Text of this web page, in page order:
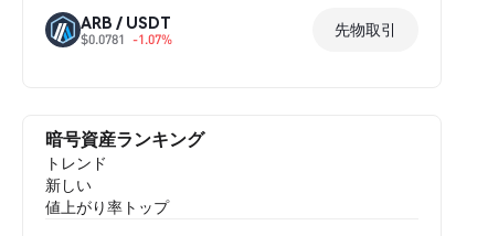
ARB / USDT
$0.0781 -1.07%
先物取引
暗号資産ランキング
トレンド
新しい
値上がり率トップ